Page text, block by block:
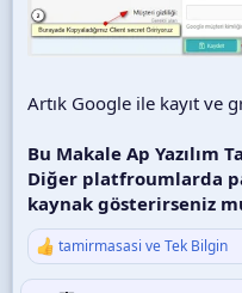
Artık Google ile kayıt ve
Bu Makale Ap Yazılım
Diğer platfroumlarda
kaynak gösterirseniz
T
tamirmasasi veTek Bilgin